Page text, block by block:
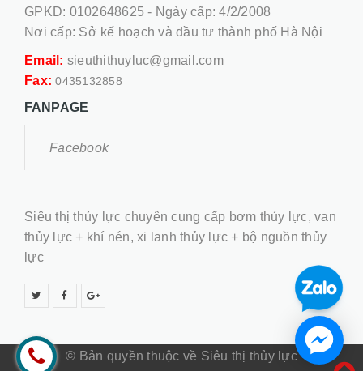
GPKD: 0102648625 - Ngày cấp: 4/2/2008
Nơi cấp: Sở kế hoạch và đầu tư thành phố Hà Nội
Email: sieuthithuyluc@gmail.com
Fax:0435132858
FANPAGE
Facebook
Siêu thị thủy lực chuyên cung cấp bơm thủy lực, van
thủy lực + khí nén, xi lanh thủy lực + bộ nguồn thủy
lực
© Bản quyền thuộc về Siêu thị thủy lực